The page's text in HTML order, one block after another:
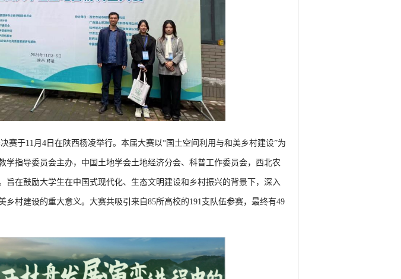
赛于11月4日在陕西杨凌举行。本届大赛以“国土空间利用与和美乡村建设”为
学指导委员会主办，中国土地学会土地经济分会、科普工作委员会，西北农
旨在鼓励大学生在中国式现代化、生态文明建设和乡村振兴的背景下，深入
乡村建设的重大意义。大赛共吸引来自85所高校的191支队伍参赛，最终有49